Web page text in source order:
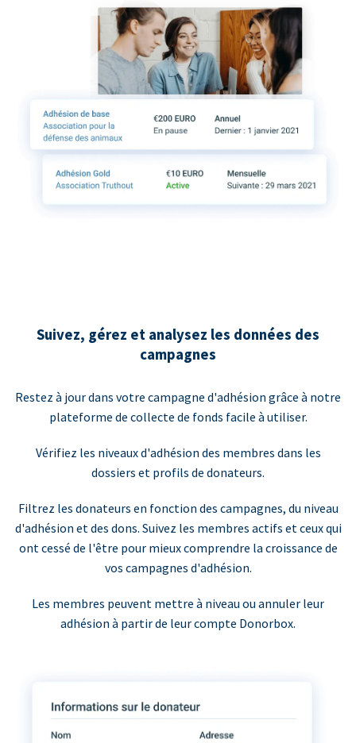
Suivez, gérez et analysez les données des
campagnes
Restez à jour dans votre campagne d'adhésion grâce à notre
plateforme de collecte de fonds facile à utiliser.
Vérifiez les niveaux d'adhésion des membres dans les
dossiers et profils de donateurs.
Filtrez les donateurs en fonction des campagnes, du niveau
d'adhésion et des dons. Suivez les membres actifs et ceux qui
ont cessé de l'être pour mieux comprendre la croissance de
vos campagnes d'adhésion.
Les membres peuvent mettre à niveau ou annuler leur
adhésion à partir de leur compte Donorbox.